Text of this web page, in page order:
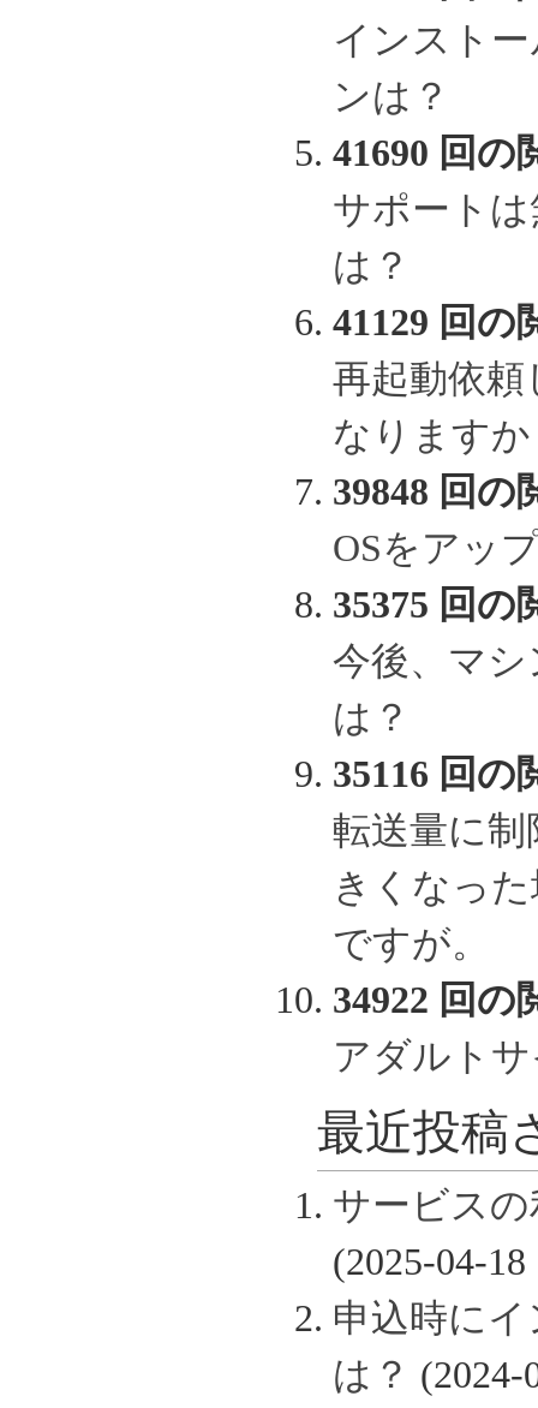
インスト
ンは？
41690 回の
サポート
は？
41129 回の
再起動依
なりますか
39848 回の
OSをアッ
35375 回の
今後、マ
は？
35116 回の
転送量に
きくなっ
ですが。
34922 回の
アダルト
最近投稿
サービス
(2025-04-18
申込時に
は？ (2024-